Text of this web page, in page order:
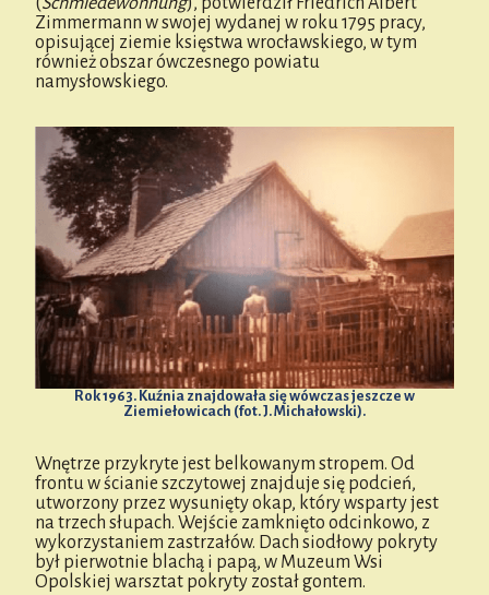
Zimmermann w swojej wydanej w roku 1795 pracy,
opisującej ziemie księstwa wrocławskiego, w tym
również obszar ówczesnego powiatu
namysłowskiego.
Rok 1963. Kuźnia znajdowała się wówczas jeszcze w
Ziemiełowicach (fot. J. Michałowski).
Wnętrze przykryte jest belkowanym stropem. Od
frontu w ścianie szczytowej znajduje się podcień,
utworzony przez wysunięty okap, który wsparty jest
na trzech słupach. Wejście zamknięto odcinkowo, z
wykorzystaniem zastrzałów. Dach siodłowy pokryty
był pierwotnie blachą i papą, w Muzeum Wsi
Opolskiej warsztat pokryty został gontem.